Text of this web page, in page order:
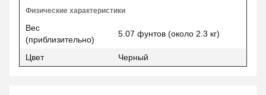
Физические характеристики
Вес
(приблизительно)
5.07 фунтов (около 2.3 кг)
Цвет Черный